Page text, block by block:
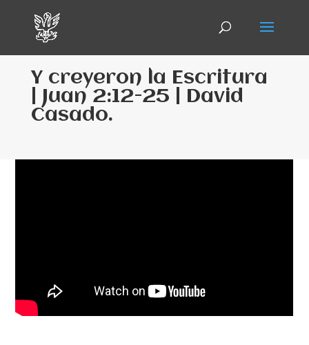
Y creyeron la Escritura
| Juan 2:12-25 | David
Casado.